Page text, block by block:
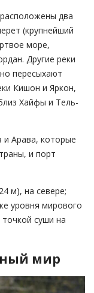
два
(крупнейший
море,
Другие реки
пересыхают
Кишон и Яркон,
Хайфы и Тель-
и Арава, которые
и порт
м), на севере;
уровня мирового
суши на
мир